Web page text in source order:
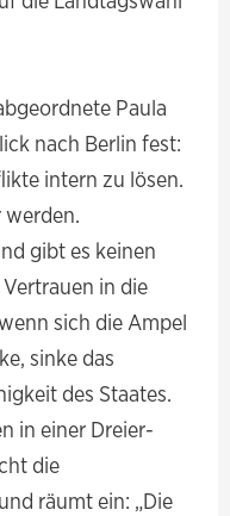
Paula
nach Berlin fest:
intern zu lösen.
werden.
gibt es keinen
in die
sich die Ampel
sinke das
des Staates.
in einer Dreier-
die
räumt ein: „Die